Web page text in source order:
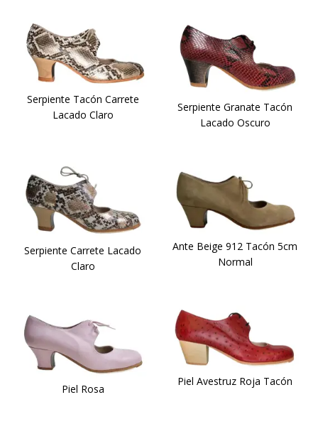
Serpiente Tacón Carrete
Lacado Claro
Serpiente Granate Tacón
Lacado Oscuro
Serpiente Carrete Lacado
Claro
Ante Beige 912 Tacón 5cm
Normal
Piel Rosa
Piel Avestruz Roja Tacón